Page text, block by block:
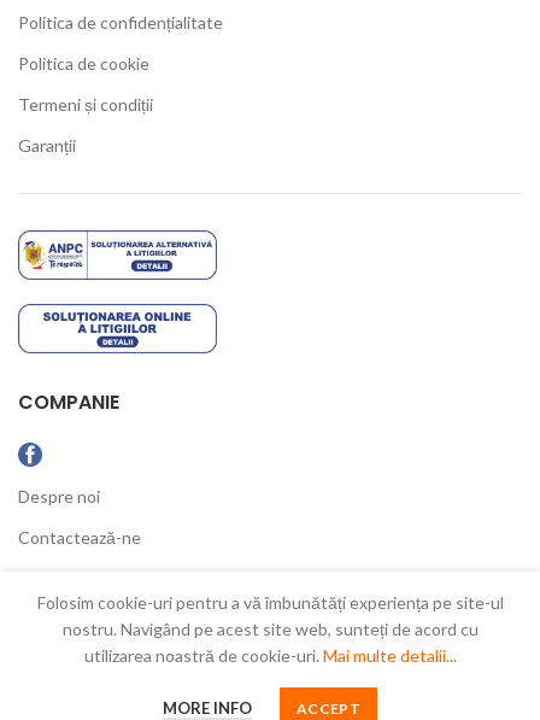
Politica de confidențialitate
Politica de cookie
Termeni și condiții
Garanții
COMPANIE
Despre noi
Contactează-ne
Folosim cookie-uri pentru a vă îmbunătăți experiența pe site-ul
nostru. Navigând pe acest site web, sunteți de acord cu
utilizarea noastră de cookie-uri. Mai multe detalii...
MORE INFO ACCEPT